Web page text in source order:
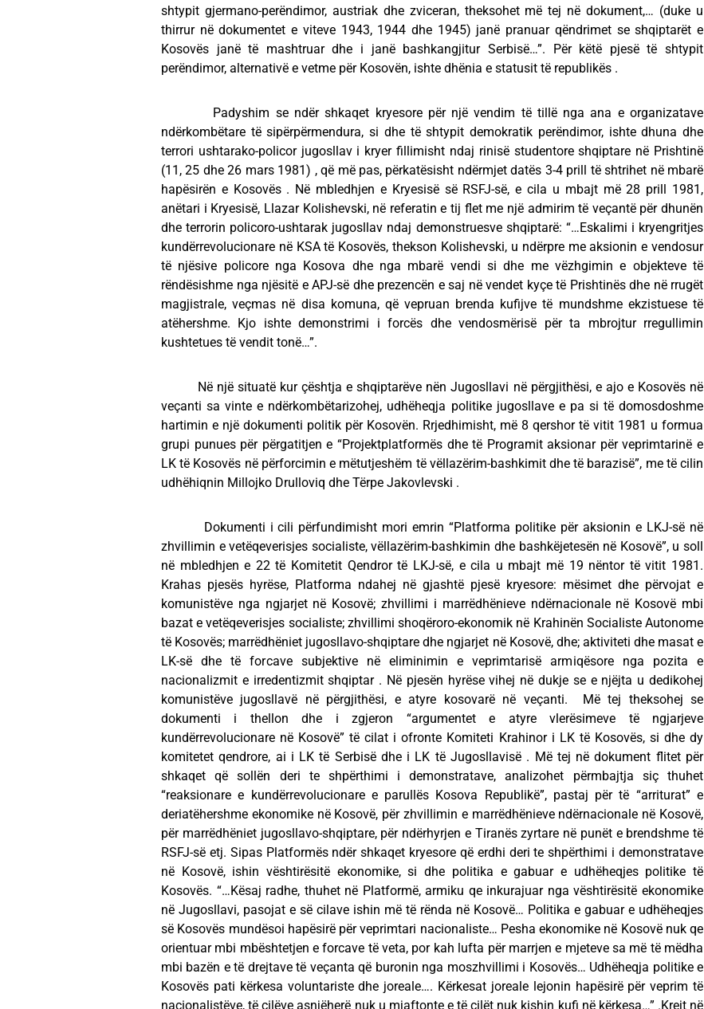
shtypit gjermano-perëndimor, austriak dhe zviceran, theksohet më tej në dokument,… (duke u
thirrur në dokumentet e viteve 1943, 1944 dhe 1945) janë pranuar qëndrimet se shqiptarët e
Kosovës janë të mashtruar dhe i janë bashkangjitur Serbisë…”. Për këtë pjesë të shtypit
perëndimor, alternativë e vetme për Kosovën, ishte dhënia e statusit të republikës .
Padyshim se ndër shkaqet kryesore për një vendim të tillë nga ana e organizatave
ndërkombëtare të sipërpërmendura, si dhe të shtypit demokratik perëndimor, ishte dhuna dhe
terrori ushtarako-policor jugosllav i kryer fillimisht ndaj rinisë studentore shqiptare në Prishtinë
(11, 25 dhe 26 mars 1981) , që më pas, përkatësisht ndërmjet datës 3-4 prill të shtrihet në mbarë
hapësirën e Kosovës . Në mbledhjen e Kryesisë së RSFJ-së, e cila u mbajt më 28 prill 1981,
anëtari i Kryesisë, Llazar Kolishevski, në referatin e tij flet me një admirim të veçantë për dhunën
dhe terrorin policoro-ushtarak jugosllav ndaj demonstruesve shqiptarë: “…Eskalimi i kryengritjes
kundërrevolucionare në KSA të Kosovës, thekson Kolishevski, u ndërpre me aksionin e vendosur
të njësive policore nga Kosova dhe nga mbarë vendi si dhe me vëzhgimin e objekteve të
rëndësishme nga njësitë e APJ-së dhe prezencën e saj në vendet kyçe të Prishtinës dhe në rrugët
magjistrale, veçmas në disa komuna, që vepruan brenda kufijve të mundshme ekzistuese të
atëhershme. Kjo ishte demonstrimi i forcës dhe vendosmërisë për ta mbrojtur rregullimin
kushtetues të vendit tonë…”.
Në një situatë kur çështja e shqiptarëve nën Jugosllavi në përgjithësi, e ajo e Kosovës në
veçanti sa vinte e ndërkombëtarizohej, udhëheqja politike jugosllave e pa si të domosdoshme
hartimin e një dokumenti politik për Kosovën. Rrjedhimisht, më 8 qershor të vitit 1981 u formua
grupi punues për përgatitjen e “Projektplatformës dhe të Programit aksionar për veprimtarinë e
LK të Kosovës në përforcimin e mëtutjeshëm të vëllazërim-bashkimit dhe të barazisë”, me të cilin
udhëhiqnin Millojko Drulloviq dhe Tërpe Jakovlevski .
Dokumenti i cili përfundimisht mori emrin “Platforma politike për aksionin e LKJ-së në
zhvillimin e vetëqeverisjes socialiste, vëllazërim-bashkimin dhe bashkëjetesën në Kosovë”, u soll
në mbledhjen e 22 të Komitetit Qendror të LKJ-së, e cila u mbajt më 19 nëntor të vitit 1981.
Krahas pjesës hyrëse, Platforma ndahej në gjashtë pjesë kryesore: mësimet dhe përvojat e
komunistëve nga ngjarjet në Kosovë; zhvillimi i marrëdhënieve ndërnacionale në Kosovë mbi
bazat e vetëqeverisjes socialiste; zhvillimi shoqëroro-ekonomik në Krahinën Socialiste Autonome
të Kosovës; marrëdhëniet jugosllavo-shqiptare dhe ngjarjet në Kosovë, dhe; aktiviteti dhe masat e
LK-së dhe të forcave subjektive në eliminimin e veprimtarisë armiqësore nga pozita e
nacionalizmit e irredentizmit shqiptar . Në pjesën hyrëse vihej në dukje se e njëjta u dedikohej
komunistëve jugosllavë në përgjithësi, e atyre kosovarë në veçanti. Më tej theksohej se
dokumenti i thellon dhe i zgjeron “argumentet e atyre vlerësimeve të ngjarjeve
kundërrevolucionare në Kosovë” të cilat i ofronte Komiteti Krahinor i LK të Kosovës, si dhe dy
komitetet qendrore, ai i LK të Serbisë dhe i LK të Jugosllavisë . Më tej në dokument flitet për
shkaqet që sollën deri te shpërthimi i demonstratave, analizohet përmbajtja siç thuhet
“reaksionare e kundërrevolucionare e parullës Kosova Republikë”, pastaj për të “arriturat” e
deriatëhershme ekonomike në Kosovë, për zhvillimin e marrëdhënieve ndërnacionale në Kosovë,
për marrëdhëniet jugosllavo-shqiptare, për ndërhyrjen e Tiranës zyrtare në punët e brendshme të
RSFJ-së etj. Sipas Platformës ndër shkaqet kryesore që erdhi deri te shpërthimi i demonstratave
në Kosovë, ishin vështirësitë ekonomike, si dhe politika e gabuar e udhëheqjes politike të
Kosovës. “…Kësaj radhe, thuhet në Platformë, armiku qe inkurajuar nga vështirësitë ekonomike
në Jugosllavi, pasojat e së cilave ishin më të rënda në Kosovë… Politika e gabuar e udhëheqjes
së Kosovës mundësoi hapësirë për veprimtari nacionaliste… Pesha ekonomike në Kosovë nuk qe
orientuar mbi mbështetjen e forcave të veta, por kah lufta për marrjen e mjeteve sa më të mëdha
mbi bazën e të drejtave të veçanta që buronin nga moszhvillimi i Kosovës… Udhëheqja politike e
Kosovës pati kërkesa voluntariste dhe joreale…. Kërkesat joreale lejonin hapësirë për veprim të
nacionalistëve, të cilëve asnjëherë nuk u mjaftonte e të cilët nuk kishin kufi në kërkesa…” .Krejt në